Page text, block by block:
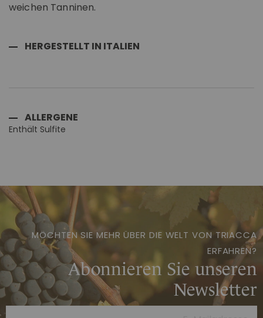
weichen Tanninen.
HERGESTELLT IN ITALIEN
ALLERGENE
Enthält Sulfite
MÖCHTEN SIE MEHR ÜBER DIE WELT VON TRIACCA
ERFAHREN?
Abonnieren Sie unseren
Newsletter